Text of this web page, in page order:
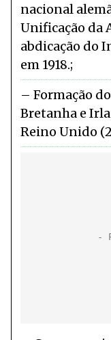
nacional
Unificação da
abdicação do
em 1918.
Formação
Bretanha e
Reino Unido